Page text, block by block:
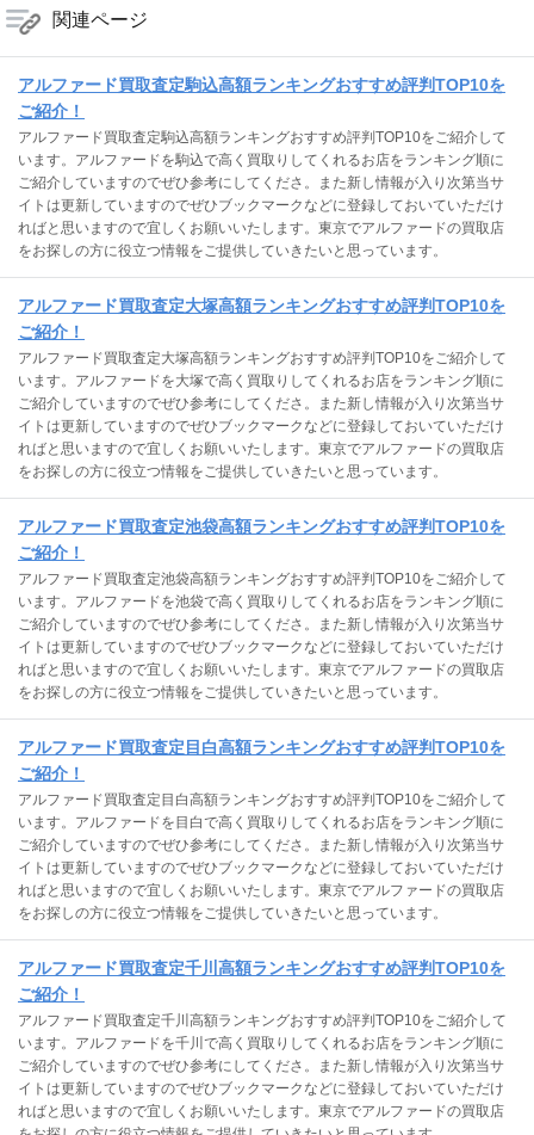
関連ページ
アルファード買取査定駒込高額ランキングおすすめ評判TOP10を
ご紹介！
アルファード買取査定駒込高額ランキングおすすめ評判TOP10をご紹介して
います。アルファードを駒込で高く買取りしてくれるお店をランキング順に
ご紹介していますのでぜひ参考にしてくださ。また新し情報が入り次第当サ
イトは更新していますのでぜひブックマークなどに登録しておいていただけ
ればと思いますので宜しくお願いいたします。東京でアルファードの買取店
をお探しの方に役立つ情報をご提供していきたいと思っています。
アルファード買取査定大塚高額ランキングおすすめ評判TOP10を
ご紹介！
アルファード買取査定大塚高額ランキングおすすめ評判TOP10をご紹介して
います。アルファードを大塚で高く買取りしてくれるお店をランキング順に
ご紹介していますのでぜひ参考にしてくださ。また新し情報が入り次第当サ
イトは更新していますのでぜひブックマークなどに登録しておいていただけ
ればと思いますので宜しくお願いいたします。東京でアルファードの買取店
をお探しの方に役立つ情報をご提供していきたいと思っています。
アルファード買取査定池袋高額ランキングおすすめ評判TOP10を
ご紹介！
アルファード買取査定池袋高額ランキングおすすめ評判TOP10をご紹介して
います。アルファードを池袋で高く買取りしてくれるお店をランキング順に
ご紹介していますのでぜひ参考にしてくださ。また新し情報が入り次第当サ
イトは更新していますのでぜひブックマークなどに登録しておいていただけ
ればと思いますので宜しくお願いいたします。東京でアルファードの買取店
をお探しの方に役立つ情報をご提供していきたいと思っています。
アルファード買取査定目白高額ランキングおすすめ評判TOP10を
ご紹介！
アルファード買取査定目白高額ランキングおすすめ評判TOP10をご紹介して
います。アルファードを目白で高く買取りしてくれるお店をランキング順に
ご紹介していますのでぜひ参考にしてくださ。また新し情報が入り次第当サ
イトは更新していますのでぜひブックマークなどに登録しておいていただけ
ればと思いますので宜しくお願いいたします。東京でアルファードの買取店
をお探しの方に役立つ情報をご提供していきたいと思っています。
アルファード買取査定千川高額ランキングおすすめ評判TOP10を
ご紹介！
アルファード買取査定千川高額ランキングおすすめ評判TOP10をご紹介して
います。アルファードを千川で高く買取りしてくれるお店をランキング順に
ご紹介していますのでぜひ参考にしてくださ。また新し情報が入り次第当サ
イトは更新していますのでぜひブックマークなどに登録しておいていただけ
ればと思いますので宜しくお願いいたします。東京でアルファードの買取店